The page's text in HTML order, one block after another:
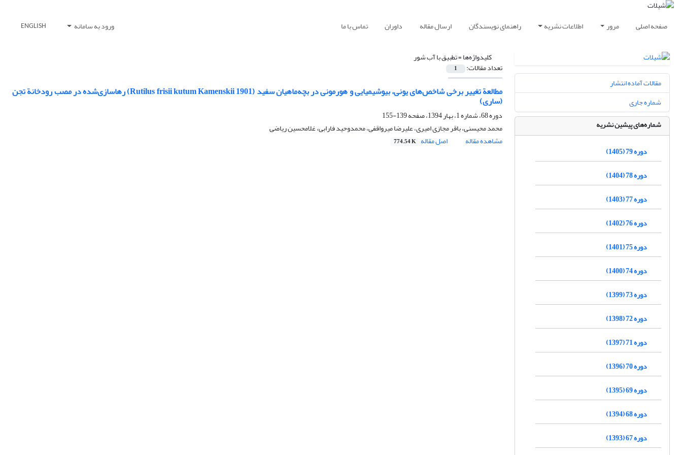
صفحه اصلی مرور اطلاعات نشریه راهنمای نویسندگان ارسال مقاله داوران تماس با ما ورود به سامانه ENGLISH
کلیدواژه‌ها =تطبیق با آب شور
تعداد مقالات: 1
مطالعة تغییر برخی شاخص‌های یونی، بیوشیمیایی و هورمونی در بچه‌ماهیان سفید (Rutilus frisii kutum Kamenskii 1901) رهاسازی‌شده در مصب رودخانة تجن
(ساری)
دوره 68، شماره 1، بهار 1394، صفحه
139-155
محمد محیسنی، باقر مجازی امیری، علیرضا میرواقفی، محمدوحید فارابی، غلامحسین ریاضی
مشاهده مقاله
اصل مقاله 774.54 K
مقالات آماده انتشار
شماره جاری
شماره‌های پیشین نشریه
دوره 79 (1405)
دوره 78 (1404)
دوره 77 (1403)
دوره 76 (1402)
دوره 75 (1401)
دوره 74 (1400)
دوره 73 (1399)
دوره 72 (1398)
دوره 71 (1397)
دوره 70 (1396)
دوره 69 (1395)
دوره 68 (1394)
دوره 67 (1393)